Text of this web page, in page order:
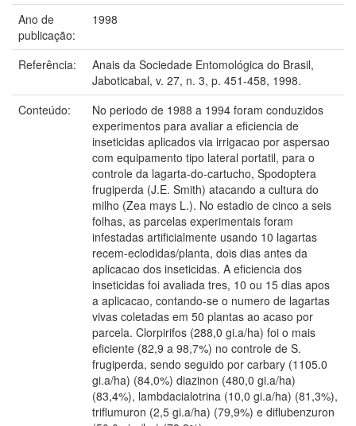
Ano de
publicação:
1998
Referência:
Anais da Sociedade Entomológica do Brasil,
Jaboticabal, v. 27, n. 3, p. 451-458, 1998.
Conteúdo:
No periodo de 1988 a 1994 foram conduzidos
experimentos para avaliar a eficiencia de
inseticidas aplicados via irrigacao por aspersao
com equipamento tipo lateral portatil, para o
controle da lagarta-do-cartucho, Spodoptera
frugiperda (J.E. Smith) atacando a cultura do
milho (Zea mays L.). No estadio de cinco a seis
folhas, as parcelas experimentais foram
infestadas artificialmente usando 10 lagartas
recem-eclodidas/planta, dois dias antes da
aplicacao dos inseticidas. A eficiencia dos
inseticidas foi avaliada tres, 10 ou 15 dias apos
a aplicacao, contando-se o numero de lagartas
vivas coletadas em 50 plantas ao acaso por
parcela. Clorpirifos (288,0 gi.a/ha) foi o mais
eficiente (82,9 a 98,7%) no controle de S.
frugiperda, sendo seguido por carbary (1105.0
gi.a/ha) (84,0%) diazinon (480,0 gi.a/ha)
(83,4%), lambdacialotrina (10,0 gi.a/ha) (81,3%),
triflumuron (2,5 gi.a/ha) (79,9%) e diflubenzuron